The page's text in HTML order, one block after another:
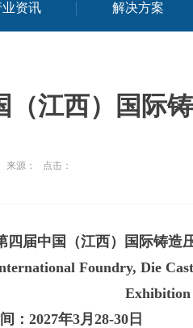
业资讯 解决方案
（江西）国际
来源： 点击：
四届中国（江西）国际铸造
Foundry, Die
Exhibition
：2027年3月28-30日